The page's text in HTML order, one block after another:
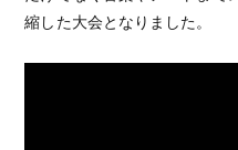
縮した大会となりました。